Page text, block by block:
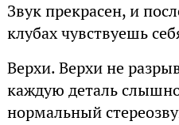
Звук прекрасен, и
клубах чувствуешь
Верхи. Верхи не
каждую деталь
нормальный